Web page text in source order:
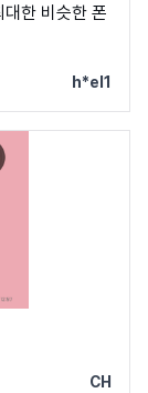
한 비슷한 폰
h*el1
CH